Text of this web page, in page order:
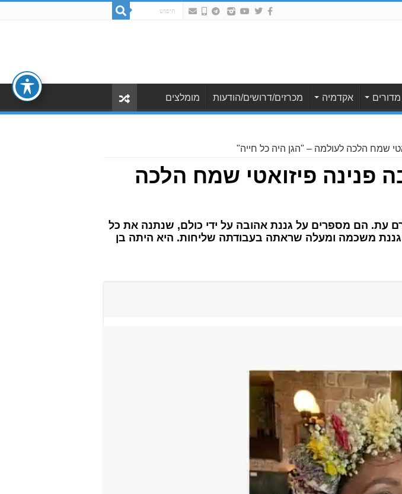
מדורים אקדמיה מכרזים/דרושים/הודעות מומלצים
שמח הלכה לעולמה – "הגן היה כל חייה"
פנינה פיזואטי שמח הלכה
עת. הם מספרים על גננת אהובה על ידי כולם, שנתנה את כל
גננת משכמה ומעלה שראתה בעבודתה שליחות. היא היתה בן